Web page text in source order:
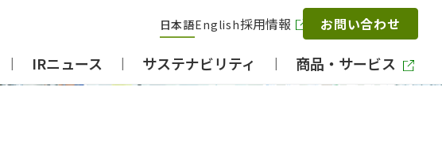
日本語English採用情報 お問い合わせ
IRニュース サステナビリティ 商品・サービス